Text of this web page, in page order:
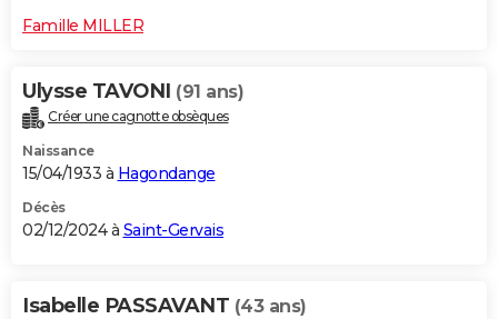
Famille MILLER
Ulysse TAVONI (91 ans)
Créer une cagnotte obsèques
Naissance
15/04/1933 à Hagondange
Décès
02/12/2024 à Saint-Gervais
Isabelle PASSAVANT (43 ans)